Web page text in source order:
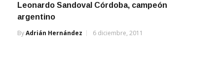
Leonardo Sandoval Córdoba, campeón
argentino
ByAdrián Hernández 6 diciembre, 2011